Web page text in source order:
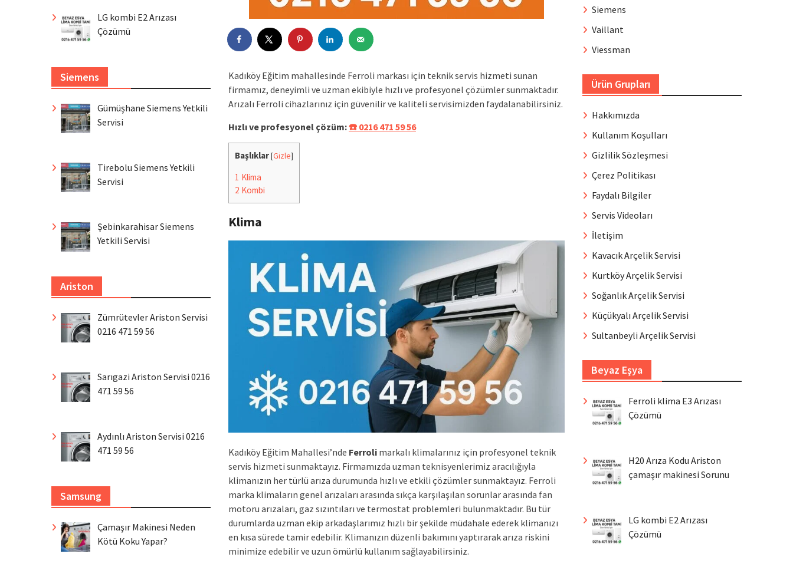
Kadıköy Eğitim mahallesinde Ferroli markası için teknik servis hizmeti sunan
firmamız, deneyimli ve uzman ekibiyle hızlı ve profesyonel çözümler sunmaktadır.
Arızalı Ferroli cihazlarınız için güvenilir ve kaliteli servisimizden faydalanabilirsiniz.
Hızlı ve profesyonel çözüm:☎️ 0216 471 59 56
Başlıklar[Gizle]
1 Klima
2 Kombi
Klima
Kadıköy Eğitim Mahallesi’nde Ferroli markalı klimalarınız için profesyonel teknik
servis hizmeti sunmaktayız. Firmamızda uzman teknisyenlerimiz aracılığıyla
klimanızın her türlü arıza durumunda hızlı ve etkili çözümler sunmaktayız. Ferroli
marka klimaların genel arızaları arasında sıkça karşılaşılan sorunlar arasında fan
motoru arızaları, gaz sızıntıları ve termostat problemleri bulunmaktadır. Bu tür
durumlarda uzman ekip arkadaşlarımız hızlı bir şekilde müdahale ederek klimanızı
en kısa sürede tamir edebilir. Klimanızın düzenli bakımını yaptırarak arıza riskini
minimize edebilir ve uzun ömürlü kullanım sağlayabilirsiniz.
Siemens
Vaillant
Viessman
Ürün Grupları
Hakkımızda
Kullanım Koşulları
Gizlilik Sözleşmesi
Çerez Politikası
Faydalı Bilgiler
Servis Videoları
İletişim
Kavacık Arçelik Servisi
Kurtköy Arçelik Servisi
Soğanlık Arçelik Servisi
Küçükyalı Arçelik Servisi
Sultanbeyli Arçelik Servisi
Beyaz Eşya
Ferroli klima E3 Arızası
Çözümü
H20 Arıza Kodu Ariston
çamaşır makinesi Sorunu
LG kombi E2 Arızası
Çözümü
LG kombi E2 Arızası
Çözümü
Siemens
Gümüşhane Siemens Yetkili
Servisi
Tirebolu Siemens Yetkili
Servisi
Şebinkarahisar Siemens
Yetkili Servisi
Ariston
Zümrütevler Ariston Servisi
0216 471 59 56
Sarıgazi Ariston Servisi 0216
471 59 56
Aydınlı Ariston Servisi 0216
471 59 56
Samsung
Çamaşır Makinesi Neden
Kötü Koku Yapar?